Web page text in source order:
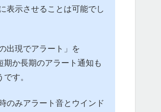
表示させることは可能でし
出現でアラート」を
期か長期のアラート通知も
す。
のみアラート音とウインド